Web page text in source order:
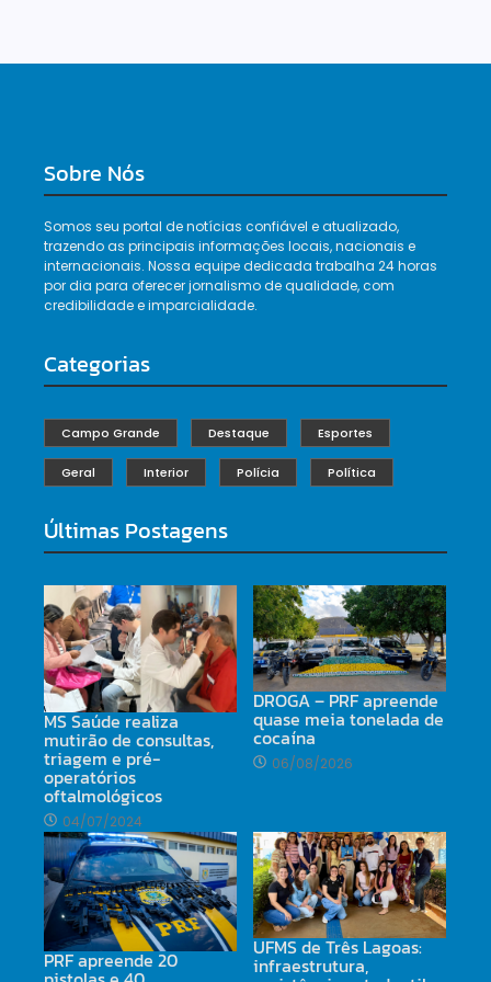
Sobre Nós
Somos seu portal de notícias confiável e atualizado,
trazendo as principais informações locais, nacionais e
internacionais. Nossa equipe dedicada trabalha 24 horas
por dia para oferecer jornalismo de qualidade, com
credibilidade e imparcialidade.
Categorias
Campo Grande Destaque Esportes
Geral Interior Polícia Política
Últimas Postagens
MS Saúde realiza
mutirão de consultas,
triagem e pré-
operatórios
oftalmológicos
04/07/2024
DROGA – PRF apreende
quase meia tonelada de
cocaína
06/08/2026
PRF apreende 20
UFMS de Três Lagoas:
infraestrutura,